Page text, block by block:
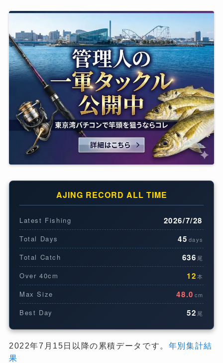
AJING RECORD ALL TIME
Latest Fishing 2026/7/28
Total Days 45 days
Total Catch 636 尾
Over 40cm 12 本
Max Size 48.0 cm
Best Day 52 尾
2022年7月15日以降の累積データです。 年別集計結
果